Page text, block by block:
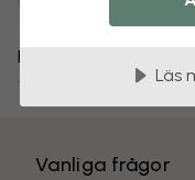
Leverans och returer
Vanliga frågor
Läs